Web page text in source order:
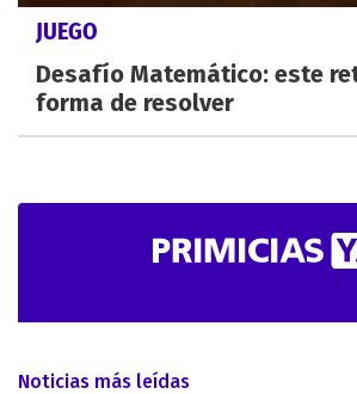
JUEGO
Desafío Matemático: este
forma de resolver
Noticias más leídas